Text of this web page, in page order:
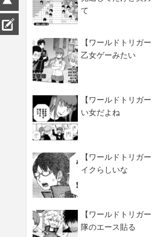
て
【ワールドトリガ
乙女ゲーみたい
【ワールドトリガ
い女だよね
【ワールドトリガ
イクらしいな
【ワールドトリガ
隊のエース貼る